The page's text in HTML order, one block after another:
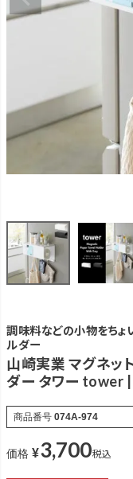
調味料などの小物をちょ
ルダー
山崎実業 マグネッ
ダー タワー tower |
商品番号 074A-974
価格 ¥3,700税込